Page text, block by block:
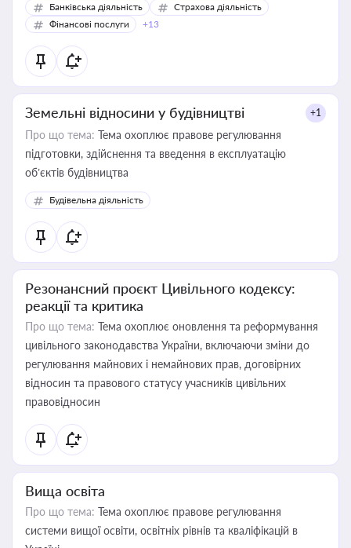
Банківська діяльність
Страхова діяльність
Фінансові послуги
+13
Земельні відносини у будівництві +1
Про що тема: Тема охоплює правове регулювання
підготовки, здійснення та введення в експлуатацію
об’єктів будівництва
Будівельна діяльність
Резонансний проєкт Цивільного кодексу:
реакції та критика
Про що тема: Тема охоплює оновлення та реформування
цивільного законодавства України, включаючи зміни до
регулювання майнових і немайнових прав, договірних
відносин та правового статусу учасників цивільних
правовідносин
Вища освіта
Про що тема: Тема охоплює правове регулювання
системи вищої освіти, освітніх рівнів та кваліфікацій в